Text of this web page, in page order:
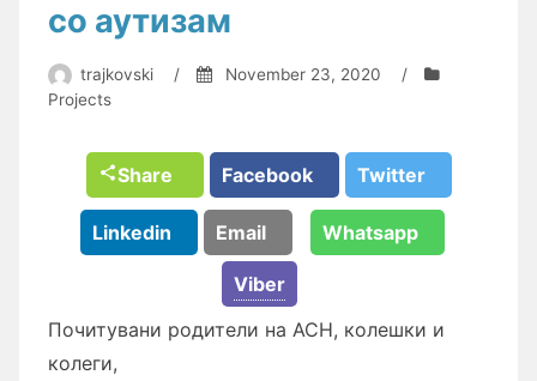
со аутизам
trajkovski / November 23, 2020
/
Projects
Share Facebook Twitter
Linkedin Email Whatsapp
Viber
Почитувани родители на АСН, колешки и
колеги,